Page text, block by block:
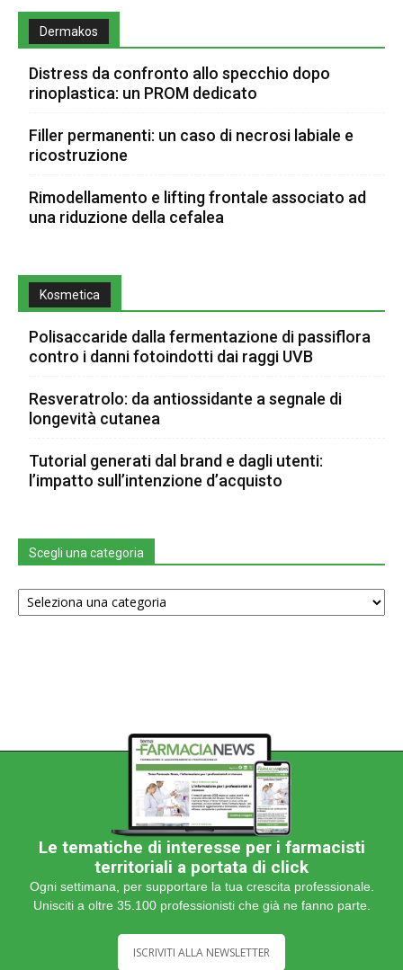
Dermakos
Distress da confronto allo specchio dopo
rinoplastica: un PROM dedicato
Filler permanenti: un caso di necrosi labiale e
ricostruzione
Rimodellamento e lifting frontale associato ad
una riduzione della cefalea
Kosmetica
Polisaccaride dalla fermentazione di passiflora
contro i danni fotoindotti dai raggi UVB
Resveratrolo: da antiossidante a segnale di
longevità cutanea
Tutorial generati dal brand e dagli utenti:
l’impatto sull’intenzione d’acquisto
Scegli una categoria
Scegli
una
Le tematiche di interesse per i farmacisti
territoriali a portata di click
Ogni settimana, per supportare la tua crescita professionale.
Unisciti a oltre 35.100 professionisti che già ne fanno parte.
ISCRIVITI ALLA NEWSLETTER